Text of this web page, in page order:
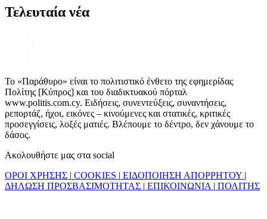
Τελευταία νέα
Το «Παράθυρο» είναι το πολιτιστικό ένθετο της εφημερίδας
Πολίτης [Κύπρος] και του διαδικτυακού πόρταλ
www.politis.com.cy. Ειδήσεις, συνεντεύξεις, συναντήσεις,
ρεπορτάζ, ήχοι, εικόνες – κινούμενες και στατικές, κριτικές
προσεγγίσεις, λοξές ματιές. Βλέπουμε το δέντρο, δεν χάνουμε το
δάσος.
Ακολουθήστε μας στα social
ΟΡΟΙ ΧΡΗΣΗΣ | COOKIES | ΕΙΔΟΠΟΙΗΣΗ ΑΠΟΡΡΗΤΟΥ |
ΔΗΛΩΣΗ ΠΡΟΣΒΑΣΙΜΟΤΗΤΑΣ | ΕΠΙΚΟΙΝΩΝΙΑ | ΠΟΛΙΤΗΣ